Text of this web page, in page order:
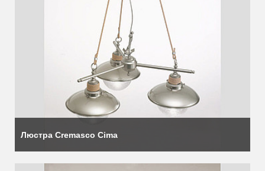
Люстра Cremasco Cima